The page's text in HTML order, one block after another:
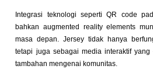
Integrasi teknologi seperti QR code
bahkan augmented reality elements
masa depan. Jersey tidak hanya
tetapi juga sebagai media interaktif yang
tambahan mengenai komunitas.